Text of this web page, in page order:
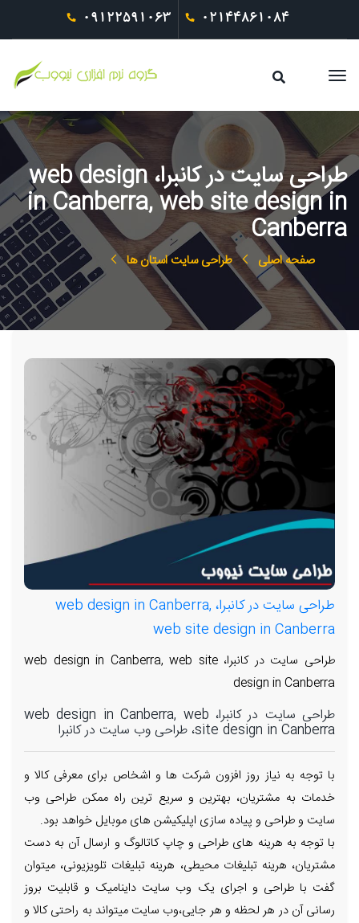
09122591063 02144861084
طراحی سایت در کانبرا، web design
in Canberra, web site design in
Canberra
صفحه اصلی طراحی سایت استان ها
طراحی سایت در کانبرا، web design in Canberra,
web site design in Canberra
طراحی سایت در کانبرا، web design in Canberra, web site
design in Canberra
طراحی سایت در کانبرا، web design in Canberra, web
site design in Canberra، طراحی وب سایت در کانبرا
با توجه به نیاز روز افزون شرکت ها و اشخاص برای معرفی کالا و
خدمات به مشتریان، بهترین و سریع ترین راه ممکن طراحی وب
سایت و طراحی و پیاده سازی اپلیکیشن های موبایل خواهد بود.
با توجه به هرینه های طراحی و چاپ کاتالوگ و ارسال آن به دست
مشتریان، هرینه تبلیغات محیطی، هرینه تبلیغات تلویزیونی، میتوان
گفت با طراحی و اجرای یک وب سایت داینامیک و قابلیت بروز
رسانی آن در هر لحظه و هر جایی،وب سایت میتواند به راحتی کالا و